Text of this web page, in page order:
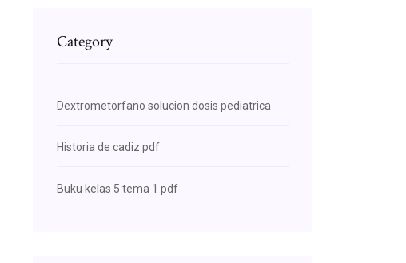
Category
Dextrometorfano solucion dosis pediatrica
Historia de cadiz pdf
Buku kelas 5 tema 1 pdf